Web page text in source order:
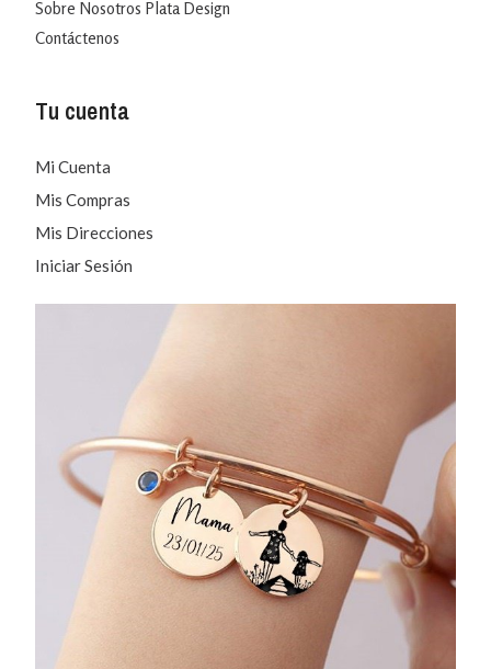
Sobre Nosotros Plata Design
Contáctenos
Tu cuenta
Mi Cuenta
Mis Compras
Mis Direcciones
Iniciar Sesión